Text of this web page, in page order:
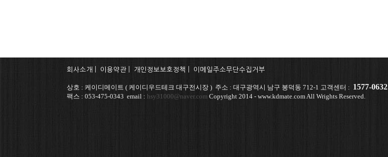
회사소개 이용약관 개인정보보호정책 이메일주소무단수집거부
상호 : 케이디메이트 ( 케이디우드테크 대구전시장 ) 주소 : 대구광역시 남구 봉덕동 712-1 고객센터 : 1577-0632
팩스 : 053-475-0343 email : hsy31000@naver.com Copyright 2014 - www.kdmate.com All Wrights Reserved.